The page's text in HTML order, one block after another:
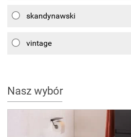
skandynawski
vintage
Nasz wybór